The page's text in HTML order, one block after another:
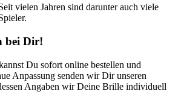
vielen Jahren sind darunter auch viele
bei Dir!
Du sofort online bestellen und
Anpassung senden wir Dir unseren
Angaben wir Deine Brille individuell